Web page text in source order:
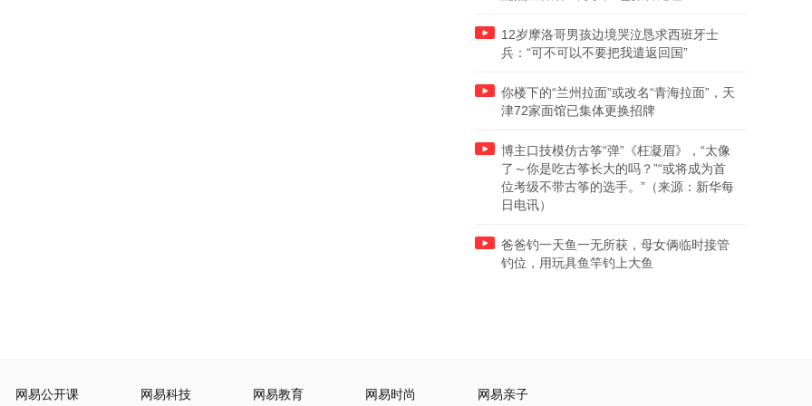
12岁摩洛哥男孩边境哭泣恳求西班牙士
兵：“可不可以不要把我遣返回国”
你楼下的“兰州拉面”或改名“青海拉面”，天
津72家面馆已集体更换招牌
博主口技模仿古筝“弹”《枉凝眉》，“太像
了～你是吃古筝长大的吗？”“或将成为首
位考级不带古筝的选手。”（来源：新华每
日电讯）
爸爸钓一天鱼一无所获，母女俩临时接管
钓位，用玩具鱼竿钓上大鱼
网易公开课 网易科技 网易教育 网易时尚 网易亲子